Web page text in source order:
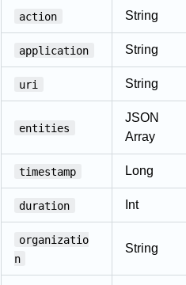
action String
application String
uri String
entities
JSON
Array
timestamp Long
duration Int
organizatio
n
String